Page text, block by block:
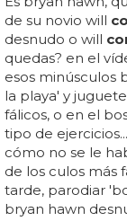
PESADITO CON LOS
will.i.am
'#thatPOWER'